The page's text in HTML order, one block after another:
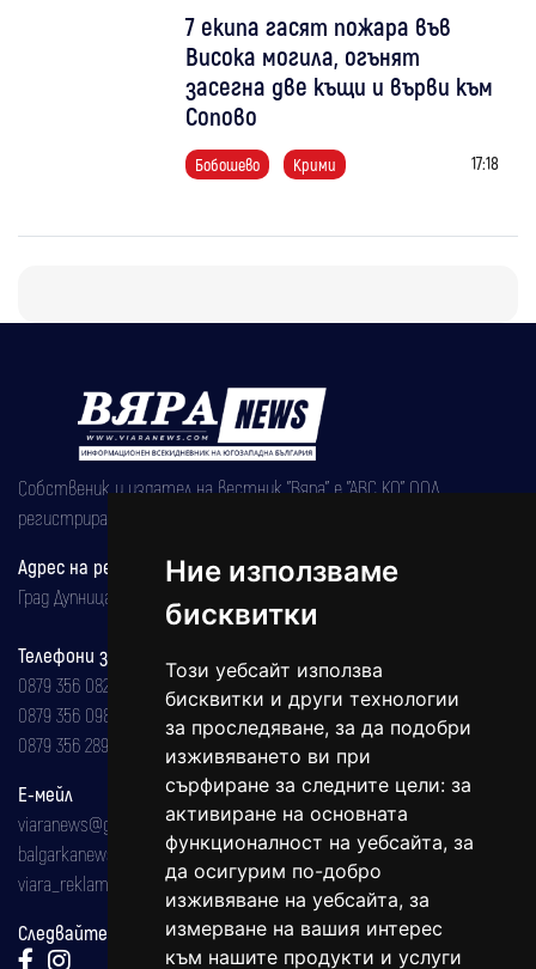
Ние използваме
бисквитки
Този уебсайт използва
бисквитки и други технологии
за проследяване, за да подобри
изживяването ви при
сърфиране за следните цели: за
активиране на основната
функционалност на уебсайта, за
да осигурим по-добро
изживяване на уебсайта, за
измерване на вашия интерес
към нашите продукти и услуги
7 екипа гасят пожара във
Висока могила, огънят
засегна две къщи и върви към
Сопово
Бобошево Крими 17:18
Собственик и издател на вестник "Вяра" е "АВС КО" ООД,
регистрирана на 08.05.2002 година.
Адрес на редакцията
Град Дупница, ул.''Христо Ботев" 43
Телефони за реклама и абонаменти
0879 356 082
0879 356 098
0879 356 289
Е-мейл
viaranews@gmail.com
balgarkanews@gmail.com
viara_reklama@mail.bg
Следвайте ни: